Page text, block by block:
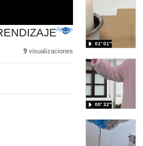
-
Contenido
educativo
Ajuste
pantalla
9visualizaciones
01′ 01″
00′ 32″